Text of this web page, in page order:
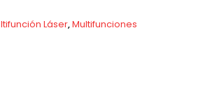
Láser,Multifunciones